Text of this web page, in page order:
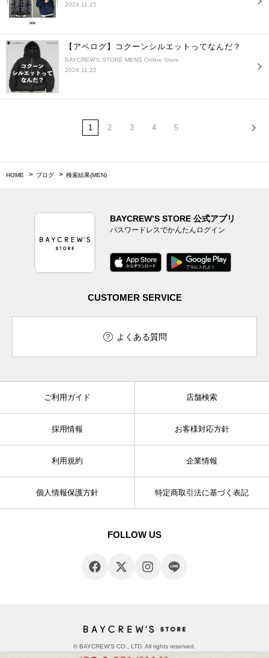
2024.11.25
【アベログ】コクーンシルエットってなんだ？
BAYCREW'S STORE MENS Online Store
2024.11.22
1 2 3 4 5
HOME ブログ 検索結果(MEN)
BAYCREW’S STORE 公式アプリ
パスワードレスでかんたんログイン
CUSTOMER SERVICE
よくある質問
ご利用ガイド 店舗検索
採用情報 お客様対応方針
利用規約 企業情報
個人情報保護方針 特定商取引法に基づく表記
FOLLOW US
© BAYCREW’S CO., LTD. All rights reserved.